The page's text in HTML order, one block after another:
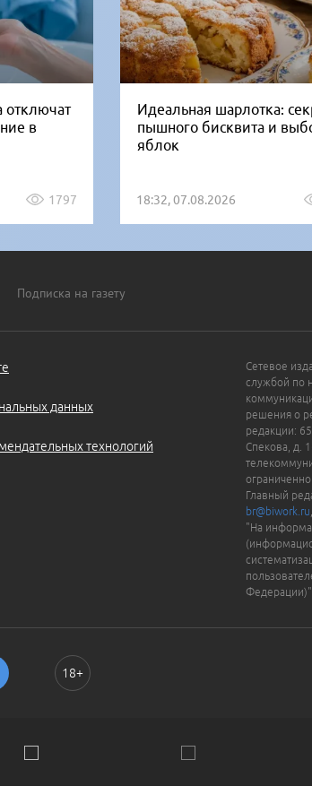
отключат
в
1797
Идеальная шарлотка:
пышного бисквита и
яблок
18:32, 07.08.2026
Подписка на газету
данных
технологий
Сетевое
службой по
решения о
редакции:
Спекова, д.
Главный
br@biwork.ru
"На
Федерации)".
18+